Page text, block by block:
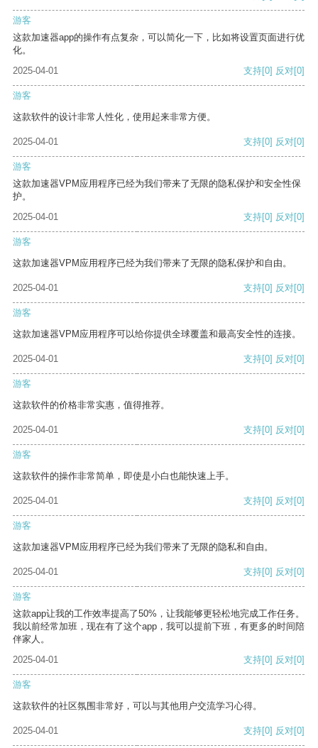
游客
这款加速器app的操作有点复杂，可以简化一下，比如将设置页面进行优
化。
2025-04-01
支持[0] 反对[0]
游客
这款软件的设计非常人性化，使用起来非常方便。
2025-04-01 支持[0] 反对[0]
游客
这款加速器VPM应用程序已经为我们带来了无限的隐私保护和安全性保
护。
2025-04-01
支持[0] 反对[0]
游客
这款加速器VPM应用程序已经为我们带来了无限的隐私保护和自由。
2025-04-01 支持[0] 反对[0]
游客
这款加速器VPM应用程序可以给你提供全球覆盖和最高安全性的连接。
2025-04-01 支持[0] 反对[0]
游客
这款软件的价格非常实惠，值得推荐。
2025-04-01 支持[0] 反对[0]
游客
这款软件的操作非常简单，即使是小白也能快速上手。
2025-04-01 支持[0] 反对[0]
游客
这款加速器VPM应用程序已经为我们带来了无限的隐私和自由。
2025-04-01 支持[0] 反对[0]
游客
这款app让我的工作效率提高了50%，让我能够更轻松地完成工作任务。
我以前经常加班，现在有了这个app，我可以提前下班，有更多的时间陪
伴家人。
2025-04-01
支持[0] 反对[0]
游客
这款软件的社区氛围非常好，可以与其他用户交流学习心得。
2025-04-01 支持[0] 反对[0]